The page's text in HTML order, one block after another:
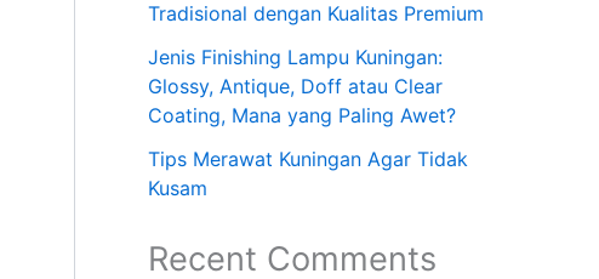
Tradisional dengan Kualitas Premium
Jenis Finishing Lampu Kuningan:
Glossy, Antique, Doff atau Clear
Coating, Mana yang Paling Awet?
Tips Merawat Kuningan Agar Tidak
Kusam
Recent Comments